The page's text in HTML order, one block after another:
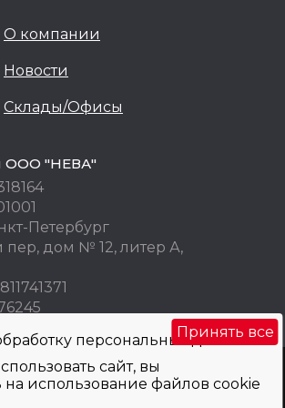
персональных данных
сайт, вы
на использование файлов cookie
Принять все
О компании
Новости
Склады/Офисы
ООО "НЕВА"
Петербург
дом № 12, литер А,
исключительно в информационных целях! Не
офертой и не могут быть использованы как
Просьба уточнять по телефону, e-mail, при